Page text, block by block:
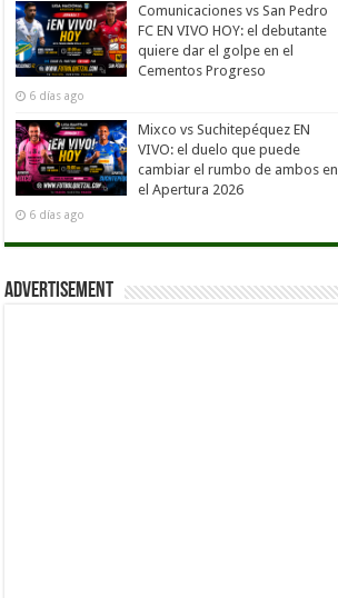
Comunicaciones vs San Pedro
FC EN VIVO HOY: el debutante
quiere dar el golpe en el
Cementos Progreso
6 días ago
Mixco vs Suchitepéquez EN
VIVO: el duelo que puede
cambiar el rumbo de ambos en
el Apertura 2026
6 días ago
Advertisement